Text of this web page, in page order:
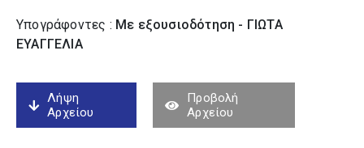
Υπογράφοντες : Με εξουσιοδότηση - ΓΙΩΤΑ
ΕΥΑΓΓΕΛΙΑ
Λήψη
Αρχείου
Προβολή
Αρχείου